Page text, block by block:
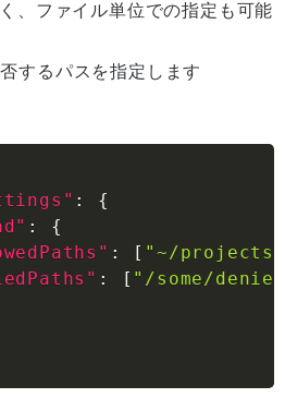
、ファイル単位での指定も可能
否するパスを指定します
:
{
:
{
: [ "~/projects"
: [ "/some/